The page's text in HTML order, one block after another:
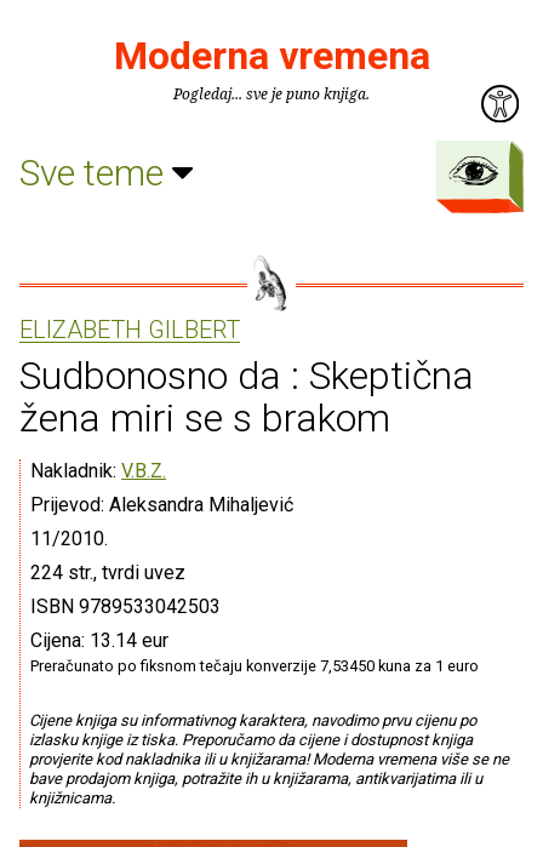
Moderna vremena
Pogledaj... sve je puno knjiga.
Sve teme
ELIZABETH GILBERT
Sudbonosno da : Skeptična
žena miri se s brakom
Nakladnik: V.B.Z.
Prijevod: Aleksandra Mihaljević
11/2010.
224 str., tvrdi uvez
ISBN 9789533042503
Cijena: 13.14 eur
Preračunato po fiksnom tečaju konverzije 7,53450 kuna za 1 euro
Cijene knjiga su informativnog karaktera, navodimo prvu cijenu po
izlasku knjige iz tiska. Preporučamo da cijene i dostupnost knjiga
provjerite kod nakladnika ili u knjižarama! Moderna vremena više se ne
bave prodajom knjiga, potražite ih u knjižarama, antikvarijatima ili u
knjižnicama.